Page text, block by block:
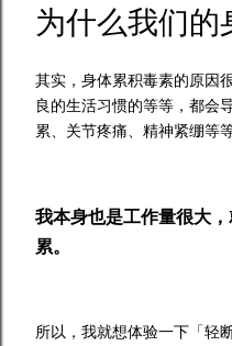
为什么我们的
其实，身体累积毒素的原因
良的生活习惯的等等，都会
累、关节疼痛、精神紧绷等等
我本身也是工作量很大
累。
所以，我就想体验一下「轻